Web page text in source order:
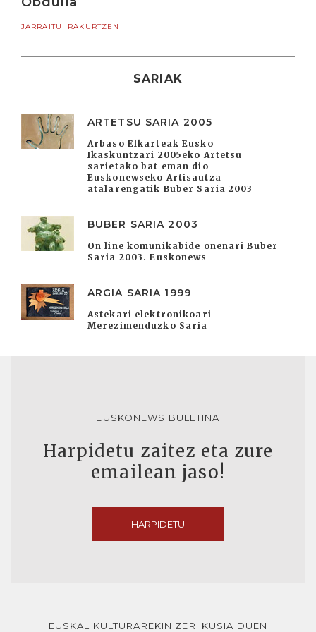
JARRAITU IRAKURTZEN
SARIAK
ARTETSU SARIA 2005
Arbaso Elkarteak Eusko
Ikaskuntzari 2005eko Artetsu
sarietako bat eman dio
Euskonewseko Artisautza
atalarengatik Buber Saria 2003
BUBER SARIA 2003
On line komunikabide onenari Buber
Saria 2003. Euskonews
ARGIA SARIA 1999
Astekari elektronikoari
Merezimenduzko Saria
EUSKONEWS BULETINA
Harpidetu zaitez eta zure
emailean jaso!
HARPIDETU
EUSKAL KULTURAREKIN ZER IKUSIA DUEN